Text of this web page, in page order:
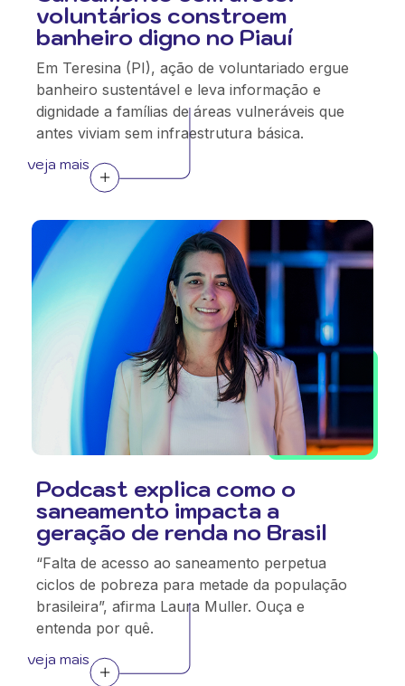
voluntários constroem
banheiro digno no Piauí
Em Teresina (PI), ação de voluntariado ergue
banheiro sustentável e leva informação e
dignidade a famílias de áreas vulneráveis que
antes viviam sem infraestrutura básica.
veja mais
Podcast explica como o
saneamento impacta a
geração de renda no Brasil
“Falta de acesso ao saneamento perpetua
ciclos de pobreza para metade da população
brasileira”, afirma Laura Muller. Ouça e
entenda por quê.
veja mais